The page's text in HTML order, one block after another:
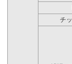
チ